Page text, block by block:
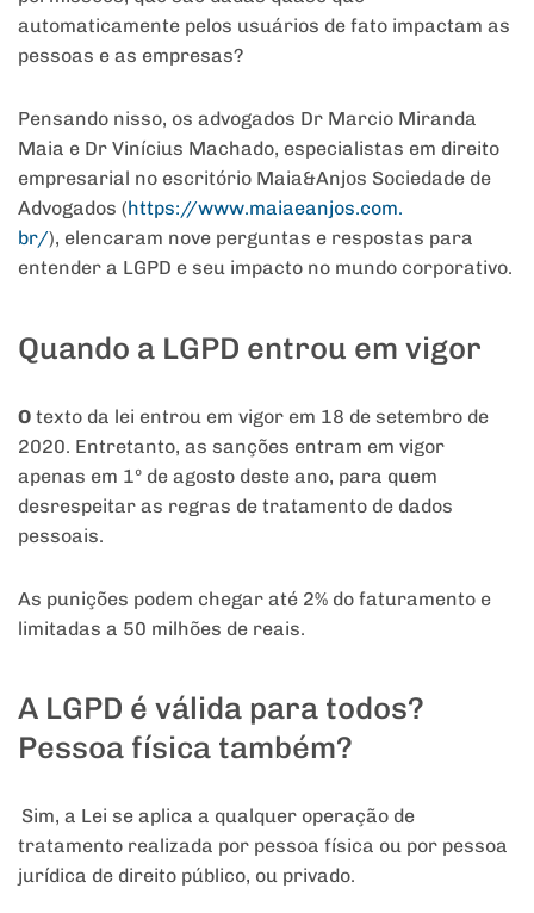
automaticamente pelos usuários de fato impactam as
pessoas e as empresas?
Pensando nisso, os advogados Dr Marcio Miranda
Maia e Dr Vinícius Machado, especialistas em direito
empresarial no escritório Maia&Anjos Sociedade de
Advogados (https://www.maiaeanjos.com.
br/), elencaram nove perguntas e respostas para
entender a LGPD e seu impacto no mundo corporativo.
Quando a LGPD entrou em vigor
O texto da lei entrou em vigor em 18 de setembro de
2020. Entretanto, as sanções entram em vigor
apenas em 1º de agosto deste ano, para quem
desrespeitar as regras de tratamento de dados
pessoais.
As punições podem chegar até 2% do faturamento e
limitadas a 50 milhões de reais.
A LGPD é válida para todos?
Pessoa física também?
Sim, a Lei se aplica a qualquer operação de
tratamento realizada por pessoa física ou por pessoa
jurídica de direito público, ou privado.